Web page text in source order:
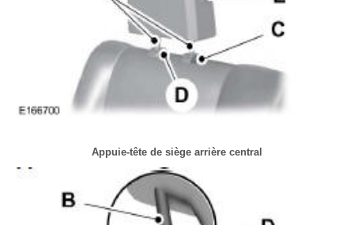
Appuie-tête de siège arrière central